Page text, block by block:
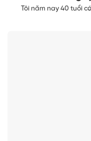
Tôi năm nay 40 tuổi